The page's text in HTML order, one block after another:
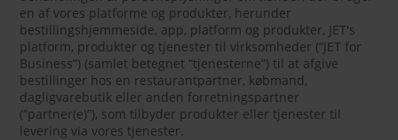
en af vores platforme og produkter, herunder
bestillingshjemmeside, app, platform og produkter, JET's
platform, produkter og tjenester til virksomheder (“JET for
Business”) (samlet betegnet “tjenesterne”) til at afgive
bestillinger hos en restaurantpartner, købmand,
dagligvarebutik eller anden forretningspartner
(“partner(e)”), som tilbyder produkter eller tjenester til
levering via vores tjenester.